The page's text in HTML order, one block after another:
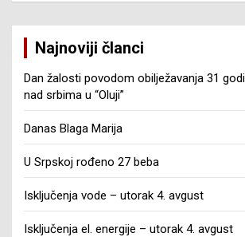
Najnoviji članci
Dan žalosti povodom obilježavanja 31
nad srbima u “Oluji”
Danas Blaga Marija
U Srpskoj rođeno 27 beba
Isključenja vode – utorak 4. avgust
Isključenja el. energije – utorak 4. avgust